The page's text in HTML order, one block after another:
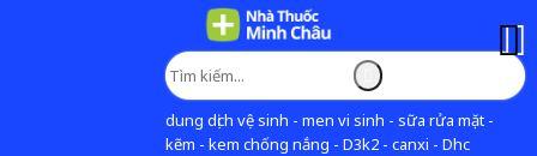
dung dịch vệ sinh - men vi sinh - sữa rửa mặt -
kẽm - kem chống nắng - D3k2 - canxi - Dhc